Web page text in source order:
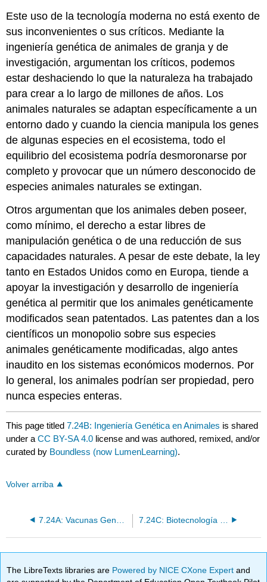
Este uso de la tecnología moderna no está exento de
sus inconvenientes o sus críticos. Mediante la
ingeniería genética de animales de granja y de
investigación, argumentan los críticos, podemos
estar deshaciendo lo que la naturaleza ha trabajado
para crear a lo largo de millones de años. Los
animales naturales se adaptan específicamente a un
entorno dado y cuando la ciencia manipula los genes
de algunas especies en el ecosistema, todo el
equilibrio del ecosistema podría desmoronarse por
completo y provocar que un número desconocido de
especies animales naturales se extingan.
Otros argumentan que los animales deben poseer,
como mínimo, el derecho a estar libres de
manipulación genética o de una reducción de sus
capacidades naturales. A pesar de este debate, la ley
tanto en Estados Unidos como en Europa, tiende a
apoyar la investigación y desarrollo de ingeniería
genética al permitir que los animales genéticamente
modificados sean patentados. Las patentes dan a los
científicos un monopolio sobre sus especies
animales genéticamente modificadas, algo antes
inaudito en los sistemas económicos modernos. Por
lo general, los animales podrían ser propiedad, pero
nunca especies enteras.
This page titled7.24B: Ingeniería Genética en Animales is shared
under aCC BY-SA 4.0 license and was authored, remixed, and/or
curated by Boundless (now LumenLearning).
Volver arriba
The LibreTexts libraries are Powered by NICE CXone Expertand